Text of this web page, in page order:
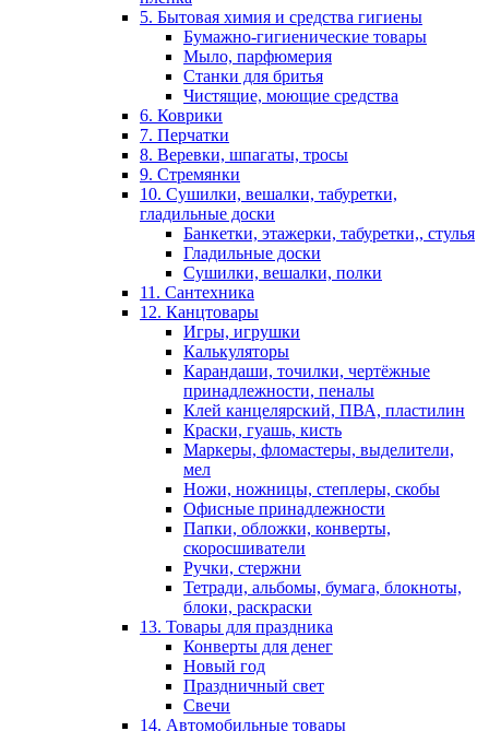
5. Бытовая химия и средства гигиены
Бумажно-гигиенические товары
Мыло, парфюмерия
Станки для бритья
Чистящие, моющие средства
6. Коврики
7. Перчатки
8. Веревки, шпагаты, тросы
9. Стремянки
10. Сушилки, вешалки, табуретки,
гладильные доски
Банкетки, этажерки, табуретки,, стулья
Гладильные доски
Сушилки, вешалки, полки
11. Сантехника
12. Канцтовары
Игры, игрушки
Калькуляторы
Карандаши, точилки, чертёжные
принадлежности, пеналы
Клей канцелярский, ПВА, пластилин
Краски, гуашь, кисть
Маркеры, фломастеры, выделители,
мел
Ножи, ножницы, степлеры, скобы
Офисные принадлежности
Папки, обложки, конверты,
скоросшиватели
Ручки, стержни
Тетради, альбомы, бумага, блокноты,
блоки, раскраски
13. Товары для праздника
Конверты для денег
Новый год
Праздничный свет
Свечи
14. Автомобильные товары